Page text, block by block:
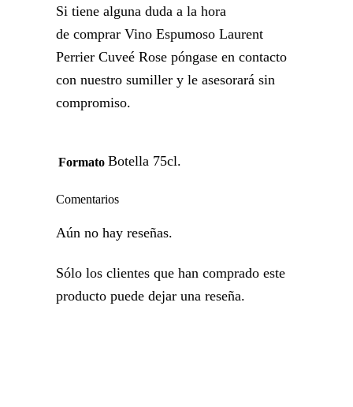
Si tiene alguna duda a la hora
de comprar Vino Espumoso Laurent
Perrier Cuveé Rose póngase en contacto
con nuestro sumiller y le asesorará sin
compromiso.
Formato Botella 75cl.
Comentarios
Aún no hay reseñas.
Sólo los clientes que han comprado este
producto puede dejar una reseña.